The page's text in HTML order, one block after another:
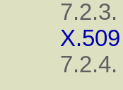
7.2.3.
X.509
7.2.4.